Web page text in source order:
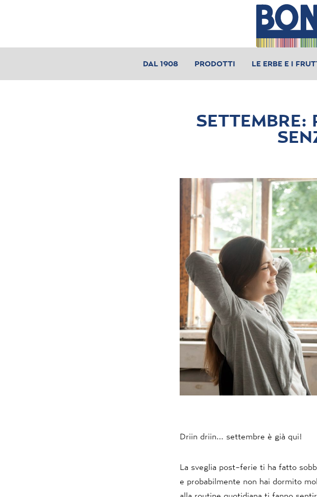
DAL 1908 PRODOTTI LE ERBE E I
SETTEMBRE:
Driin driin… settembre è già qui!
La sveglia post-ferie ti ha fatto
e probabilmente non hai dormito